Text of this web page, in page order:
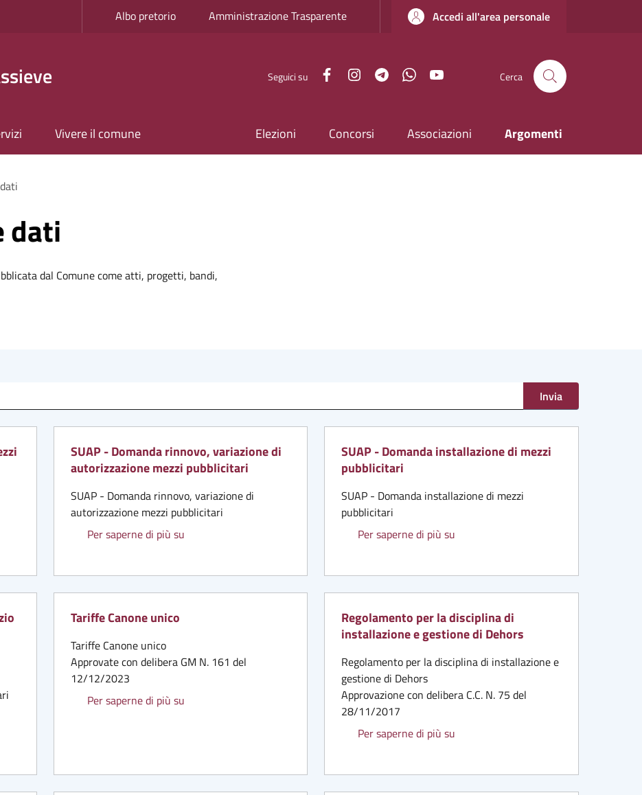
Albo pretorio Amministrazione Trasparente Accedi all'area personale
Seguici su FacebookInstagramTelegramWhatsApp Cerca
Vivere il comune Elezioni Concorsi Associazioni Argomenti
dati
dal Comune come atti, progetti, bandi,
Invia
cessazione mezzi pubblicitari
SUAP - Domanda rinnovo, variazione di
autorizzazione mezzi pubblicitari
SUAP - Domanda rinnovo, variazione di
autorizzazione mezzi pubblicitari
Per saperne di più suSUAP - Domanda rinnovo, variazione di autorizzazione mezzi pubblicitari
SUAP - Domanda installazione di mezzi
pubblicitari
SUAP - Domanda installazione di mezzi
pubblicitari
Per saperne di più su
Tariffe Canone unico
Tariffe Canone unico
Approvate con delibera GM N. 161 del
12/12/2023
Per saperne di più suTariffe Canone unico
Regolamento per la disciplina di
installazione e gestione di Dehors
Regolamento per la disciplina di installazione e
gestione di Dehors
Approvazione con delibera C.C. N. 75 del
28/11/2017
Per saperne di più su